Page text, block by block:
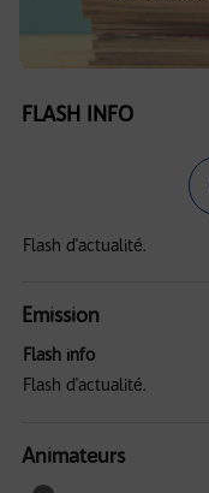
FLASH INFO
Flash d'actualité.
Emission
Flash info
Flash d'actualité.
Animateurs